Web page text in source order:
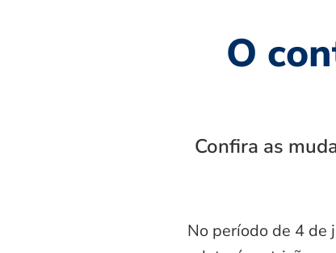
O
Confira as
No período de 4 de